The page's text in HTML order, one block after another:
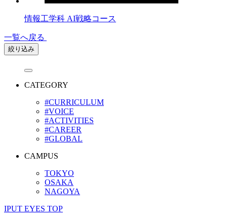
情報工学科 AI戦略コース
一覧へ戻る
絞り込み
CATEGORY
#CURRICULUM
#VOICE
#ACTIVITIES
#CAREER
#GLOBAL
CAMPUS
TOKYO
OSAKA
NAGOYA
IPUT EYES TOP